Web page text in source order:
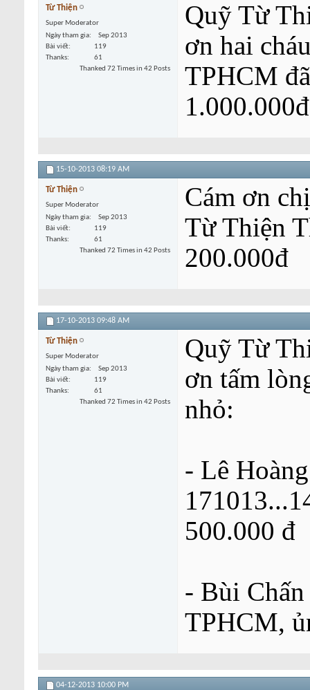
Từ Thiện
Super Moderator
Ngày tham gia
Sep 2013
Bài viết
119
Thanks
61
Thanked 72 Times in 42 Posts
Quỹ Từ
ơn hai
TPHCM
1.000.000đ
15-10-2013 08:19 AM
Từ Thiện
Super Moderator
Ngày tham gia
Sep 2013
Bài viết
119
Thanks
61
Thanked 72 Times in 42 Posts
Cám ơn
Từ Thiện
200.000đ
17-10-2013 09:48 AM
Từ Thiện
Super Moderator
Ngày tham gia
Sep 2013
Bài viết
119
Thanks
61
Thanked 72 Times in 42 Posts
Quỹ Từ
ơn tấm
nhỏ:
- Lê
500.000 đ
- Bùi
TPHCM,
04-12-2013 10:00 PM